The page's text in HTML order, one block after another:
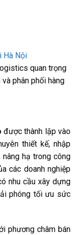
Hà Nội
quan trọng
phân phối hàng
được thành lập vào
thiết kế, nhập
hạ trong công
các doanh nghiệp
nhu cầu xây dựng
phóng tối ưu sức
phương châm bán